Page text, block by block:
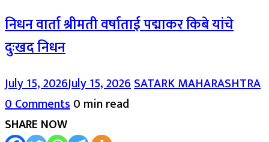
निधन वार्ता श्रीमती वर्षाताई पद्माकर किबे यांचे
दुःखद निधन
July 15, 2026July 15, 2026SATARK MAHARASHTRA
0 Comments0 min read
SHARE NOW